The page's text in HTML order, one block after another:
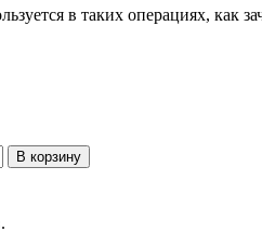
в таких операциях, как